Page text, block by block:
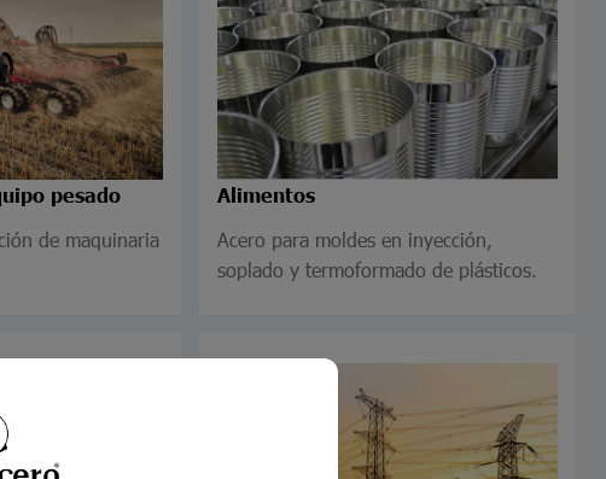
pesado
de maquinaria
Alimentos
Acero para moldes en inyección,
soplado y termoformado de plásticos.